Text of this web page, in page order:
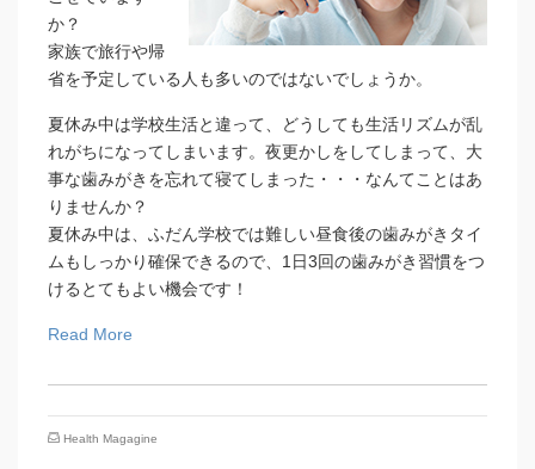
か？
家族で旅行や帰
省を予定している人も多いのではないでしょうか。
夏休み中は学校生活と違って、どうしても生活リズムが乱
れがちになってしまいます。夜更かしをしてしまって、大
事な歯みがきを忘れて寝てしまった・・・なんてことはあ
りませんか？
夏休み中は、ふだん学校では難しい昼食後の歯みがきタイ
ムもしっかり確保できるので、1日3回の歯みがき習慣をつ
けるとてもよい機会です！
Read More
Health Magagine